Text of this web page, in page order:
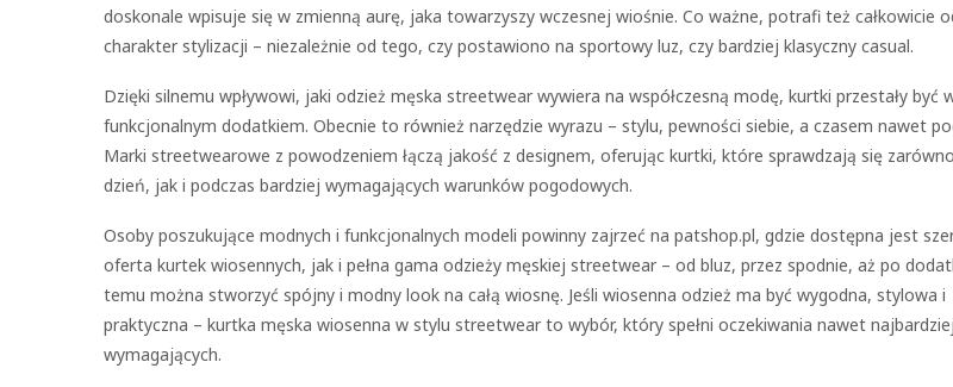
doskonale wpisuje się w zmienną aurę, jaka towarzyszy wczesnej wiośnie. Co ważne, potrafi też całkowicie
charakter stylizacji – niezależnie od tego, czy postawiono na sportowy luz, czy bardziej klasyczny casual.
Dzięki silnemu wpływowi, jaki odzież męska streetwear wywiera na współczesną modę, kurtki przestały być
funkcjonalnym dodatkiem. Obecnie to również narzędzie wyrazu – stylu, pewności siebie, a czasem nawet
Marki streetwearowe z powodzeniem łączą jakość z designem, oferując kurtki, które sprawdzają się
dzień, jak i podczas bardziej wymagających warunków pogodowych.
Osoby poszukujące modnych i funkcjonalnych modeli powinny zajrzeć na patshop.pl, gdzie dostępna jest
oferta kurtek wiosennych, jak i pełna gama odzieży męskiej streetwear – od bluz, przez spodnie, aż po
temu można stworzyć spójny i modny look na całą wiosnę. Jeśli wiosenna odzież ma być wygodna, stylowa i
praktyczna – kurtka męska wiosenna w stylu streetwear to wybór, który spełni oczekiwania nawet najbardziej
wymagających.